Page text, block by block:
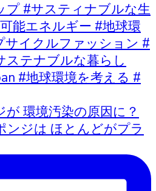
環境汚染の原因に？
ンジは ほとんどがプラ